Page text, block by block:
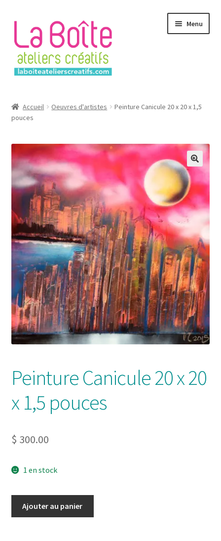
la
navigation
contenu
Menu
Account
Login
Password Reset
Register
Solde de la carte-cadeau
Boutique en ligne
Blog
Panier
Politique de confidentialité
Contact
Mon compte
Accueil Oeuvres d'artistes
Peinture Canicule 20 x 20 x 1,5
pouces
Peinture Canicule 20 x 20
x 1,5 pouces
$ 300.00
1 en stock
Ajouter au panier